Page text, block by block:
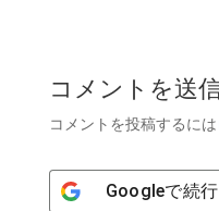
コメントを送
コメントを投稿するには
Googleで続行